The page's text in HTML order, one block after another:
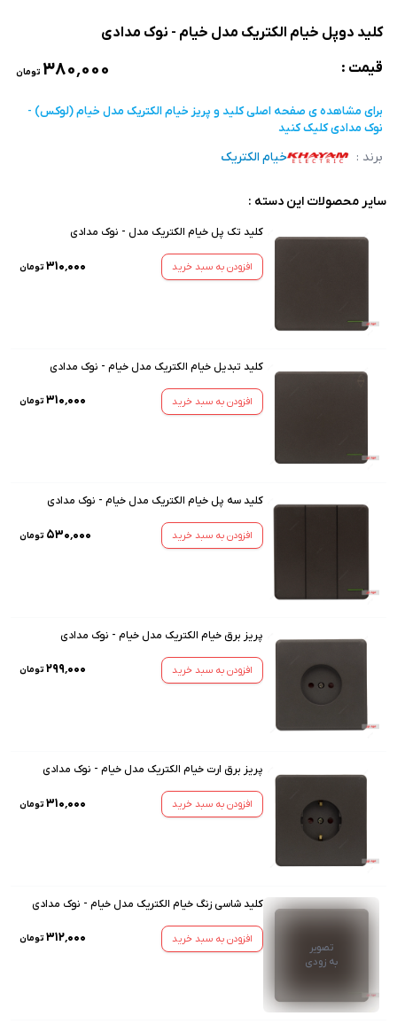
کلید دوپل خیام الکتریک مدل خیام - نوک مدادی
قیمت :
۳۸۰٬۰۰۰ تومان
برای مشاهده ی صفحه اصلیکلید و پریز خیام الکتریک مدل خیام (لوکس) -
نوک مدادیکلیک کنید
برند : خیام الکتریک
سایر محصولات این دسته :
کلید تک پل خیام الکتریک مدل - نوک مدادی
افزودن به سبد خرید ۳۱۰٬۰۰۰ تومان
کلید تبدیل خیام الکتریک مدل خیام - نوک مدادی
افزودن به سبد خرید ۳۱۰٬۰۰۰ تومان
کلید سه پل خیام الکتریک مدل خیام - نوک مدادی
افزودن به سبد خرید ۵۳۰٬۰۰۰ تومان
پریز برق خیام الکتریک مدل خیام - نوک مدادی
افزودن به سبد خرید ۲۹۹٬۰۰۰ تومان
پریز برق ارت خیام الکتریک مدل خیام - نوک مدادی
افزودن به سبد خرید ۳۱۰٬۰۰۰ تومان
تصویر
به زودی
کلید شاسی زنگ خیام الکتریک مدل خیام - نوک مدادی
افزودن به سبد خرید ۳۱۲٬۰۰۰ تومان